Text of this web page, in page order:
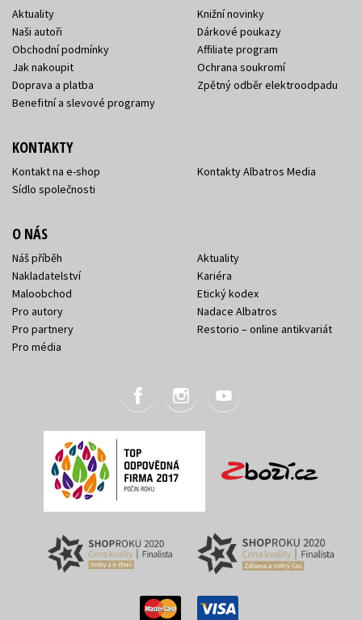
Aktuality
Naši autoři
Obchodní podmínky
Jak nakoupit
Doprava a platba
Benefitní a slevové programy
Knižní novinky
Dárkové poukazy
Affiliate program
Ochrana soukromí
Zpětný odběr elektroodpadu
KONTAKTY
Kontakt na e-shop
Sídlo společnosti
Kontakty Albatros Media
O NÁS
Náš příběh
Nakladatelství
Maloobchod
Pro autory
Pro partnery
Pro média
Aktuality
Kariéra
Etický kodex
Nadace Albatros
Restorio – online antikvariát